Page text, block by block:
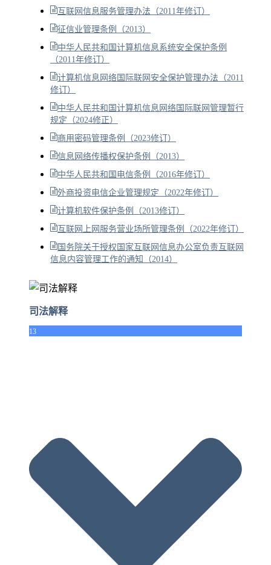
互联网信息服务管理办法（2011年修订）
征信业管理条例（2013）
中华人民共和国计算机信息系统安全保护条例
（2011年修订）
计算机信息网络国际联网安全保护管理办法（2011
修订）
中华人民共和国计算机信息网络国际联网管理暂行
规定（2024修正）
商用密码管理条例（2023修订）
信息网络传播权保护条例（2013）
中华人民共和国电信条例（2016年修订）
外商投资电信企业管理规定（2022年修订）
计算机软件保护条例（2013修订）
互联网上网服务营业场所管理条例（2022年修订）
国务院关于授权国家互联网信息办公室负责互联网
信息内容管理工作的通知（2014）
司法解释
13